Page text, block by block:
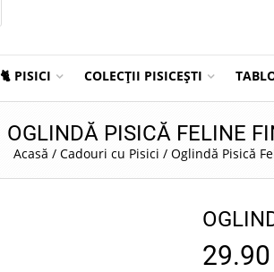
🐈 PISICI COLECȚII PISICEȘTI
OGLINDĂ PISICĂ FELINE
Acasă / Cadouri cu Pisici / Oglindă Pisică
29.90